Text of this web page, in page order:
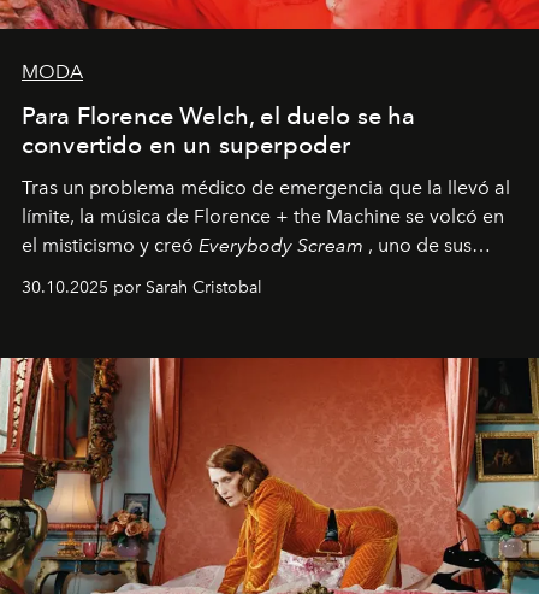
MODA
Para Florence Welch, el duelo se ha
convertido en un superpoder
Tras un problema médico de emergencia que la llevó al
límite, la música de Florence + the Machine se volcó en
el misticismo y creó Everybody Scream , uno de sus
30.10.2025 por Sarah Cristobal